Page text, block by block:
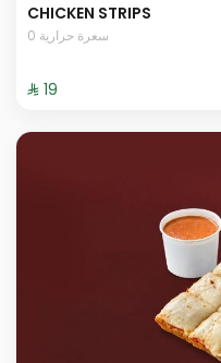
CHICKEN STRIPS
0 سعرة حرارية
⁨⁦‪‬ 19⁩